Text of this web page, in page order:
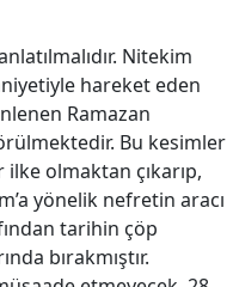
Nitekim
hareket eden
Ramazan
Bu kesimler
olmaktan çıkarıp,
yönelik nefretin aracı
tarihin çöp
bırakmıştır.